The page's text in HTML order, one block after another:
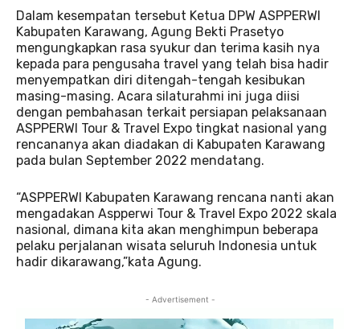
Dalam kesempatan tersebut Ketua DPW ASPPERWI
Kabupaten Karawang, Agung Bekti Prasetyo
mengungkapkan rasa syukur dan terima kasih nya
kepada para pengusaha travel yang telah bisa hadir
menyempatkan diri ditengah-tengah kesibukan
masing-masing. Acara silaturahmi ini juga diisi
dengan pembahasan terkait persiapan pelaksanaan
ASPPERWI Tour & Travel Expo tingkat nasional yang
rencananya akan diadakan di Kabupaten Karawang
pada bulan September 2022 mendatang.
“ASPPERWI Kabupaten Karawang rencana nanti akan
mengadakan Aspperwi Tour & Travel Expo 2022 skala
nasional, dimana kita akan menghimpun beberapa
pelaku perjalanan wisata seluruh Indonesia untuk
hadir dikarawang,”kata Agung.
- Advertisement -